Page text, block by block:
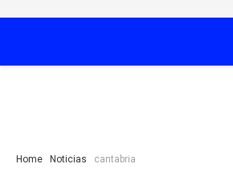
Home Noticias cantabria